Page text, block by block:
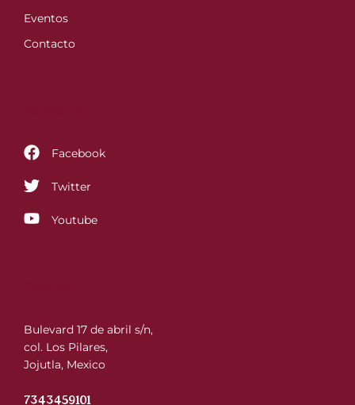
Eventos
Contacto
Facebook
Twitter
Youtube
Bulevard 17 de abril s/n,
col. Los Pilares,
Jojutla, Mexico
7343459101